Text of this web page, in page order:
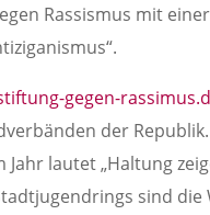
Rassismus mit
gegen-
der
lautet „Haltung
sind